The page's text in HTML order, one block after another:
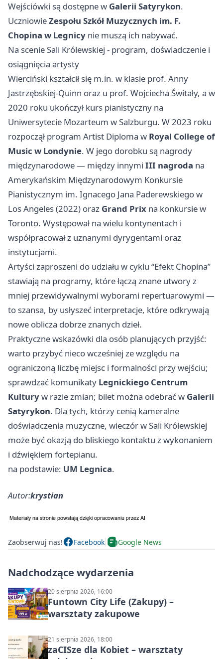
Wejściówki są dostępne w Galerii Satyrykon.
UczniowieZespołu Szkół Muzycznych im. F.
Chopina w Legnicy nie muszą ich nabywać.
Na scenie Sali Królewskiej - program, doświadczenie i
osiągnięcia artysty
Wierciński kształcił się m.in. w klasie prof. Anny
Jastrzębskiej-Quinn oraz u prof. Wojciecha Świtały, a w
2020 roku ukończył kurs pianistyczny na
Uniwersytecie Mozarteum w Salzburgu. W 2023 roku
rozpoczął program Artist Diploma w Royal College of
Music w Londynie. W jego dorobku są nagrody
międzynarodowe — między innymi III nagroda na
Amerykańskim Międzynarodowym Konkursie
Pianistycznym im. Ignacego Jana Paderewskiego w
Los Angeles (2022) oraz Grand Prix na konkursie w
Toronto. Występował na wielu kontynentach i
współpracował z uznanymi dyrygentami oraz
instytucjami.
Artyści zaproszeni do udziału w cyklu “Efekt Chopina”
stawiają na programy, które łączą znane utwory z
mniej przewidywalnymi wyborami repertuarowymi —
to szansa, by usłyszeć interpretacje, które odkrywają
nowe oblicza dobrze znanych dzieł.
Praktyczne wskazówki dla osób planujących przyjść:
warto przybyć nieco wcześniej ze względu na
ograniczoną liczbę miejsc i formalności przy wejściu;
sprawdzać komunikaty Legnickiego Centrum
Kulturyw razie zmian; bilet można odebrać w Galerii
Satyrykon. Dla tych, którzy cenią kameralne
doświadczenia muzyczne, wieczór w Sali Królewskiej
może być okazją do bliskiego kontaktu z wykonaniem
i dźwiękiem fortepianu.
na podstawie: UM Legnica.
Autor:krystian
Zaobserwuj nas! Facebook Google News
Nadchodzące wydarzenia
20 sierpnia 2026, 16:00
Funtown City Life (Zakupy) –
warsztaty zakupowe
21 sierpnia 2026, 18:00
zaCISze dla Kobiet – warsztaty